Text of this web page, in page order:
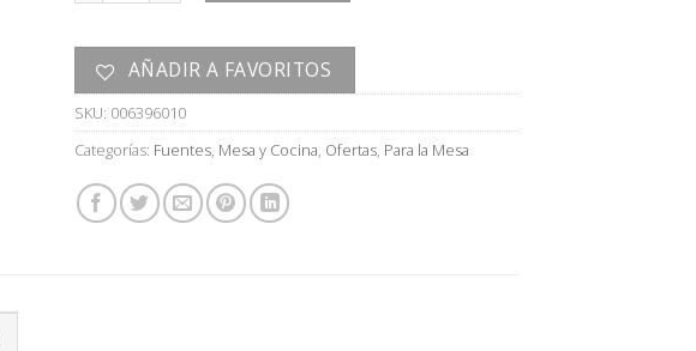
AÑADIR A FAVORITOS
SKU: 006396010
Categorías: Fuentes, Mesa y Cocina, Ofertas, Para la Mesa